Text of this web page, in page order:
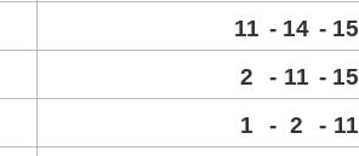
11 - 14 - 15
2 - 11 - 15
1 - 2 - 11